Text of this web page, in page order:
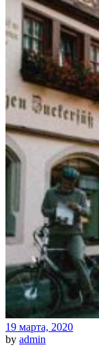
19 марта, 2020
by admin